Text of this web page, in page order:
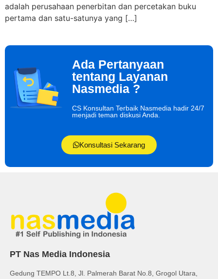
adalah perusahaan penerbitan dan percetakan buku
pertama dan satu-satunya yang […]
Ada Pertanyaan
tentang Layanan
Nasmedia ?
CS Konsultan Terbaik Nasmedia hadir 24/7
menjadi teman diskusi Anda.
Konsultasi Sekarang
PT Nas Media Indonesia
Gedung TEMPO Lt.8, Jl. Palmerah Barat No.8, Grogol Utara,